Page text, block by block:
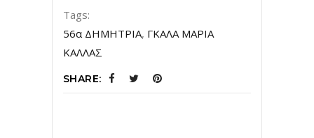
Tags:
56α ΔΗΜΗΤΡΙΑ, ΓΚΑΛΑ ΜΑΡΙΑ
ΚΑΛΛΑΣ
SHARE: